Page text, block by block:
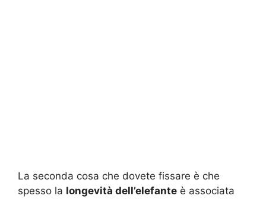
La seconda cosa che dovete fissare è che
spesso la longevità dell’elefante è associata